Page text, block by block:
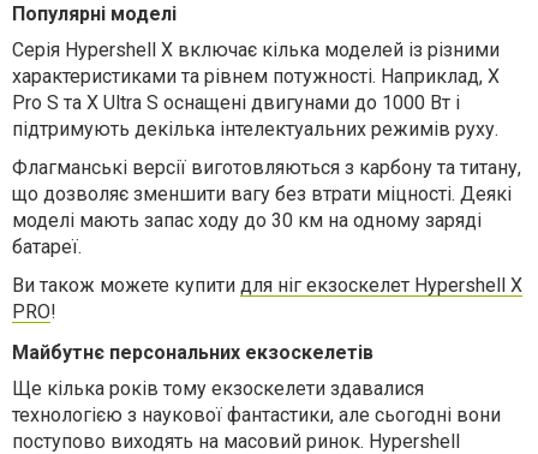
Популярні моделі
Серія Hypershell X включає кілька моделей із різними
характеристиками та рівнем потужності. Наприклад, X
Pro S та X Ultra S оснащені двигунами до 1000 Вт і
підтримують декілька інтелектуальних режимів руху.
Флагманські версії виготовляються з карбону та титану,
що дозволяє зменшити вагу без втрати міцності. Деякі
моделі мають запас ходу до 30 км на одному заряді
батареї.
Ви також можете купити для ніг екзоскелет Hypershell X
PRO!
Майбутнє персональних екзоскелетів
Ще кілька років тому екзоскелети здавалися
технологією з наукової фантастики, але сьогодні вони
поступово виходять на масовий ринок. Hypershell